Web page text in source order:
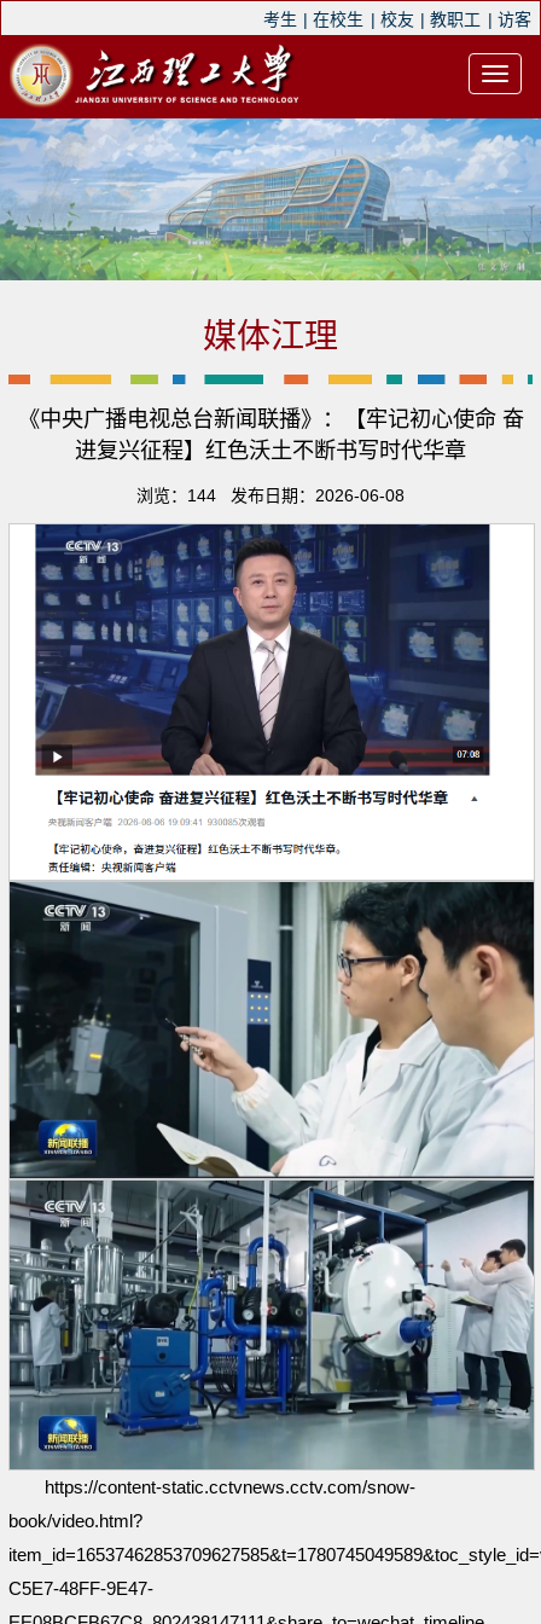
考生 | 在校生 | 校友 | 教职工 | 访客
媒体江理
《中央广播电视总台新闻联播》：【牢记初心使命 奋
进复兴征程】红色沃土不断书写时代华章
浏览： 144 发布日期：2026-06-08
https://content-static.cctvnews.cctv.com/snow-
book/video.html?
C5E7-48FF-9E47-